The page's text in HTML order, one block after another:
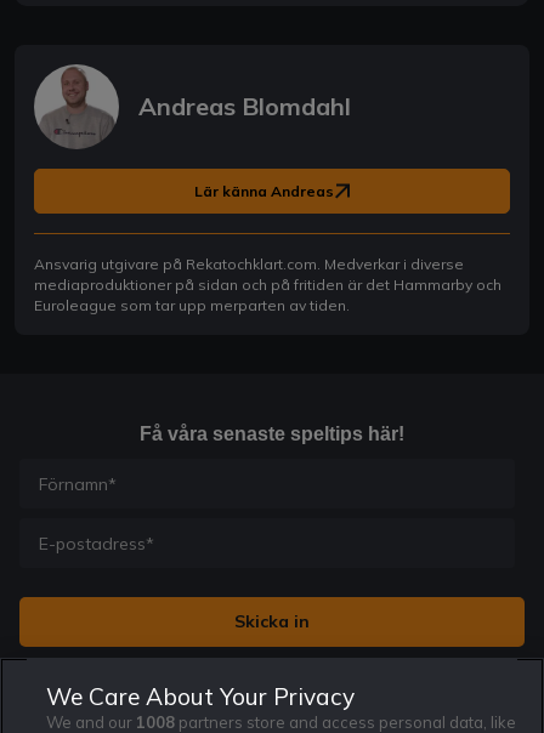
Andreas Blomdahl
Lär känna Andreas
Ansvarig utgivare på Rekatochklart.com. Medverkar i diverse
mediaproduktioner på sidan och på fritiden är det Hammarby och
Euroleague som tar upp merparten av tiden.
Få våra senaste speltips här!
Jag vill få nyhetsbrev från Rekatochklart och jag är 18+. Regler
och villkor gäller. *
We Care About Your Privacy
We and our 1008 partners store and access personal data, like